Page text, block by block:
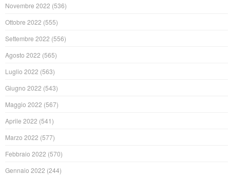
Novembre 2022 (536)
Ottobre 2022 (555)
Settembre 2022 (556)
Agosto 2022 (565)
Luglio 2022 (563)
Giugno 2022 (543)
Maggio 2022 (567)
Aprile 2022 (541)
Marzo 2022 (577)
Febbraio 2022 (570)
Gennaio 2022 (244)